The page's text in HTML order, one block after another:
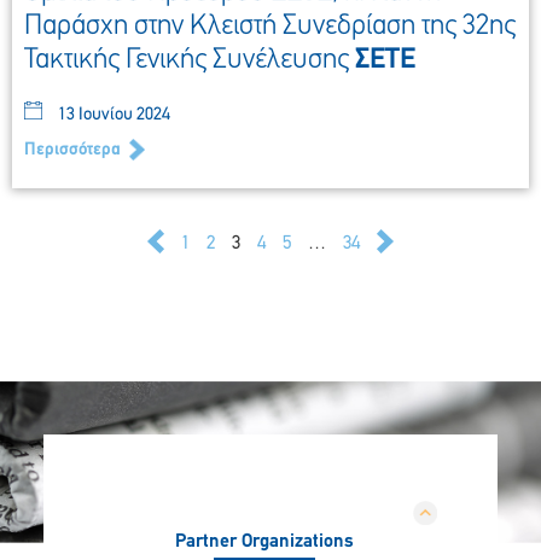
Παράσχη στην Κλειστή Συνεδρίαση της 32ης
Τακτικής Γενικής Συνέλευσης ΣΕΤΕ
13 Ιουνίου 2024
Περισσότερα
1 2 3 4 5 … 34
Partner Organizations